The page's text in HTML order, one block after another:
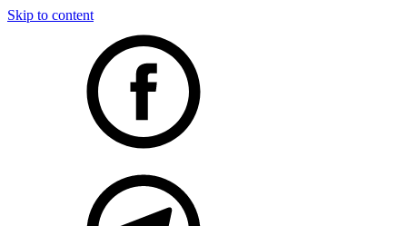
Skip to content